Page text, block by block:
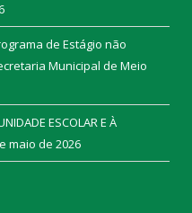
de Estágio não
Municipal de Meio
ESCOLAR E À
maio de 2026